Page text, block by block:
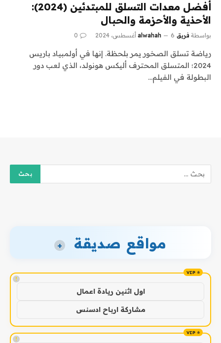
أفضل معدات التسلق للمبتدئين (2024):
الأحذية والأحزمة والحبال
بواسطة فريق alwahah 6 أغسطس، 2024 0
رياضة تسلق الصخور يمر بلحظة. إنها في أولمبياد باريس
2024؛ المتسلق المحترف أليكس هونولد، الذي لعب دور
البطولة في الفيلم…
مواقع صديقة +
!
اول اثنين ريادة اعمال
مشاركة ارباح ادسنس
!